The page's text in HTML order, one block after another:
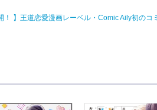
！ 】王道恋愛漫画レーベル・Comic Aily初のコ